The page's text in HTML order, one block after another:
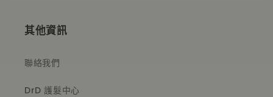
其他資訊
聯絡我們
DrD 護髮中心